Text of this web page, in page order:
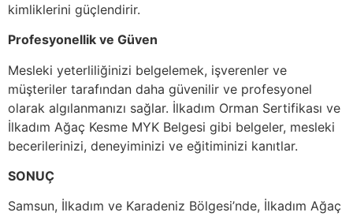
kimliklerini güçlendirir.
Profesyonellik ve Güven
Mesleki yeterliliğinizi belgelemek, işverenler ve
müşteriler tarafından daha güvenilir ve profesyonel
olarak algılanmanızı sağlar. İlkadım Orman Sertifikası ve
İlkadım Ağaç Kesme MYK Belgesi gibi belgeler, mesleki
becerilerinizi, deneyiminizi ve eğitiminizi kanıtlar.
SONUÇ
Samsun, İlkadım ve Karadeniz Bölgesi’nde, İlkadım Ağaç